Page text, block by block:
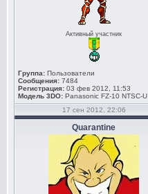
Активный участник
Группа: Пользователи
Сообщения: 7484
Регистрация: 03 фев 2012, 11:53
Модель 3DO: Panasonic FZ-10 NTSC-U
17 сен 2012, 22:06
Quarantine